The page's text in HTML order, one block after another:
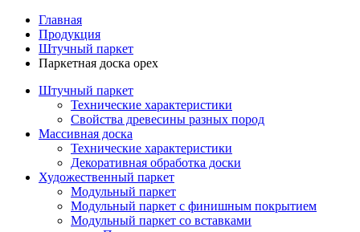
Главная
Продукция
Штучный паркет
Паркетная доска орех
Штучный паркет
Технические характеристики
Свойства древесины разных пород
Массивная доска
Технические характеристики
Декоративная обработка доски
Художественный паркет
Модульный паркет
Модульный паркет с финишным покрытием
Модульный паркет со вставками